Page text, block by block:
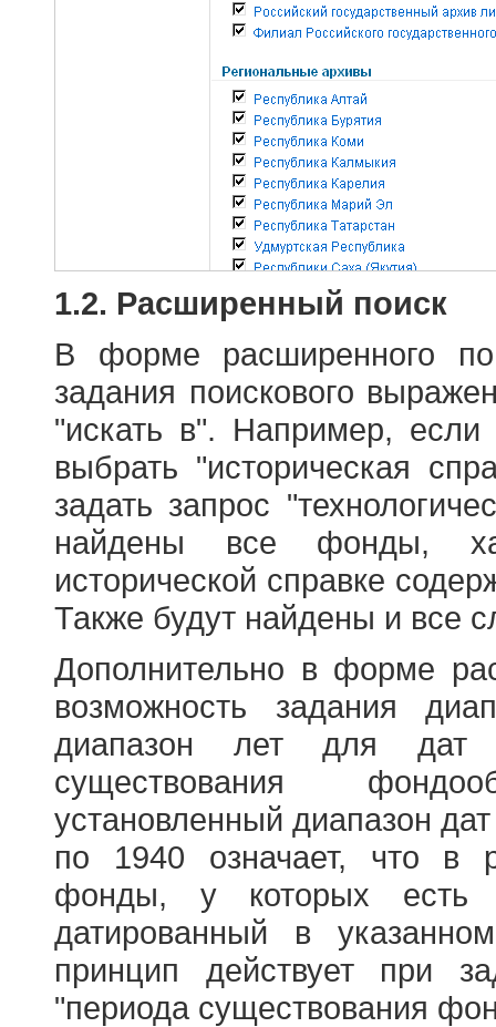
1.2. Расширенный поиск
В форме расширенного
задания поискового
"искать в". Например,
выбрать "историческая
задать запрос
найдены все фонды,
исторической справке
Также будут найдены и все
Дополнительно в форме
возможность задания
диапазон лет для
существования
установленный диапазон
по 1940 означает, что в
фонды, у которых есть
датированный в
принцип действует при
"периода существования